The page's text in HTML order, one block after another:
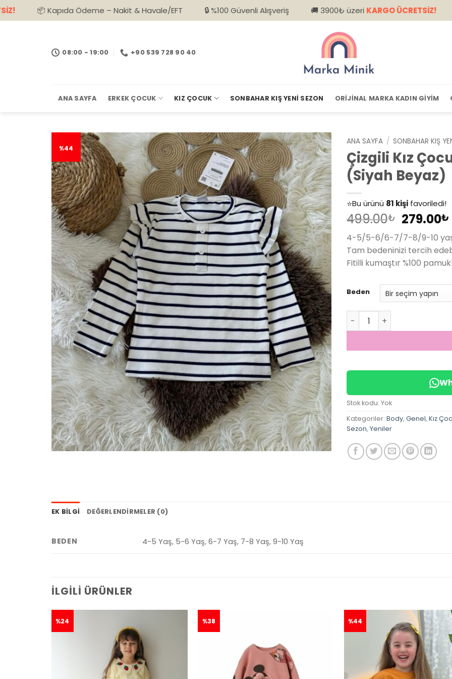
İçeriğe
atla
Kapıda Ödeme – Nakit & Havale/EFT 🔒 %100 Güvenli Alışveriş 🚚 3900₺ üzeriKARGO ÜCRETSİZ! 📦
08:00 - 19:00 +90 539 728 90 40
ANA SAYFA ERKEK ÇOCUK KIZ ÇOCUK SONBAHAR KIŞ YENI SEZON ORIJINAL MARKA KADIN GIYIM
%44
ANA SAYFA / SONBAHAR KIŞ
Çizgili Kız
(Siyah Beyaz)
👀Şu an
⭐️Bu ürünü 81 kişi favoriledi!
🛒39 kişisepetine ekledi!
499.00₺ Orijinal
fiyat:
279.00₺
4-5/5-6/6-7/7-8/9-10 yaş
Tam bedeninizi tercih
Fitilli kumaştır %100
Beden
Çizgili Kız Çocuk Fitilli
Stok kodu: Yok
Kategoriler: Body, Genel, Kız
Sezon, Yeniler
EK BILGI DEĞERLENDIRMELER (0)
BEDEN 4-5 Yaş, 5-6 Yaş, 6-7 Yaş, 7-8 Yaş, 9-10 Yaş
İLGILI ÜRÜNLER
%24 %38 %44